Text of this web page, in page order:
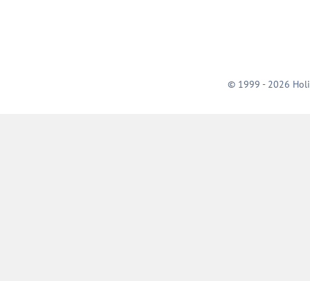
© 1999 - 2026